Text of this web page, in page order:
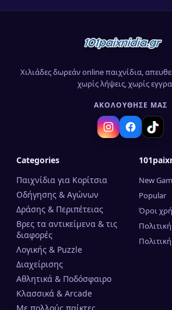
Χιλιάδες δωρεάν online παιχνίδια,
χωρίς λήψεις, χωρίς
ΑΚΟΛΟΎΘΗΣΈ ΜΑΣ
Categories
Παιχνίδια για Κορίτσια
Οδήγησης & Αγώνων
Δράσης & Περιπέτειας
Βρες τα αντικείμενα & τις
διαφορές
Λογικής & Puzzle
Διαχείρισης
Αθλητικά & Ποδόσφαιρο
Κλασσικά & Arcade
New
Popular
Όροι